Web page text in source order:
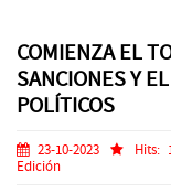
COMIENZA EL
SANCIONES Y
POLÍTICOS
23-10-2023 Hits:
Edición